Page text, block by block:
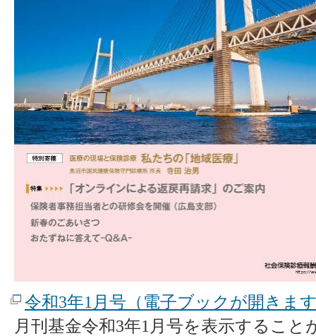
令和3年1月号（電子ブックが開きま
月刊基金令和3年1月号を表示すること